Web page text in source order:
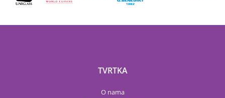
TVRTKA
O nama